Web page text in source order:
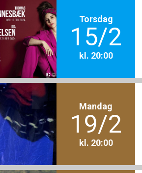
Torsdag
15/2
kl. 20:00
Mandag
19/2
kl. 20:00